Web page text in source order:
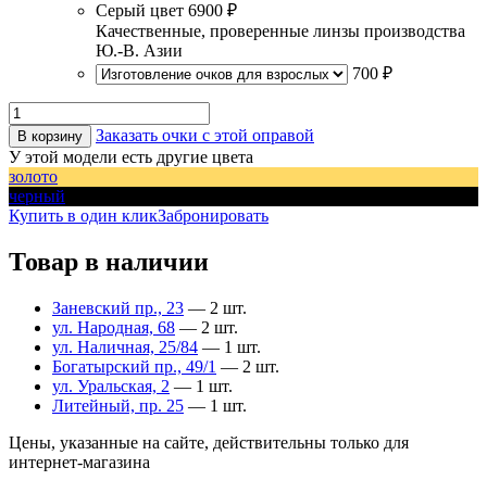
Серый цвет 6900 ₽
Качественные, проверенные линзы производства
Ю.-В. Азии
700 ₽
В корзину
Заказать очки с этой оправой
У этой модели есть другие цвета
золото
черный
Купить в один кликЗабронировать
Товар в наличии
Заневский пр., 23 — 2 шт.
ул. Народная, 68 — 2 шт.
ул. Наличная, 25/84 — 1 шт.
Богатырский пр., 49/1 — 2 шт.
ул. Уральская, 2 — 1 шт.
Литейный, пр. 25 — 1 шт.
Цены, указанные на сайте, действительны только для
интернет-магазина